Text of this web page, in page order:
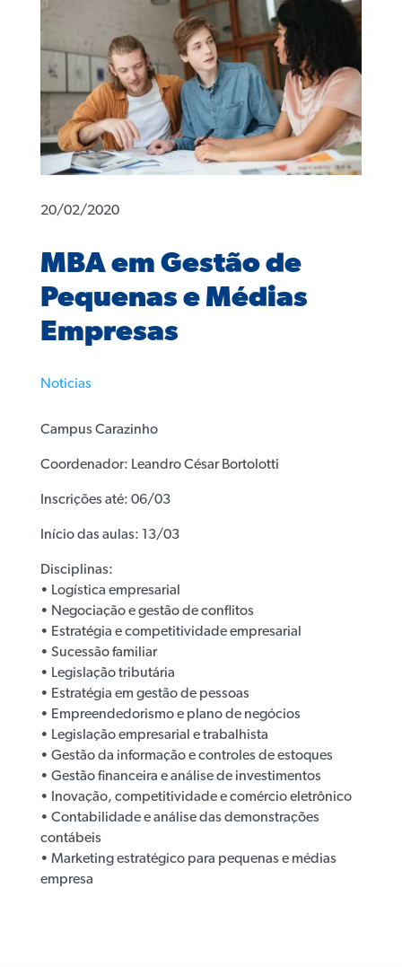
20/02/2020
MBA em Gestão de
Pequenas e Médias
Empresas
Noticias
Campus Carazinho
Coordenador: Leandro César Bortolotti
Inscrições até: 06/03
Início das aulas: 13/03
Disciplinas:
• Logística empresarial
• Negociação e gestão de conflitos
• Estratégia e competitividade empresarial
• Sucessão familiar
• Legislação tributária
• Estratégia em gestão de pessoas
• Empreendedorismo e plano de negócios
• Legislação empresarial e trabalhista
• Gestão da informação e controles de estoques
• Gestão financeira e análise de investimentos
• Inovação, competitividade e comércio eletrônico
• Contabilidade e análise das demonstrações
contábeis
• Marketing estratégico para pequenas e médias
empresa